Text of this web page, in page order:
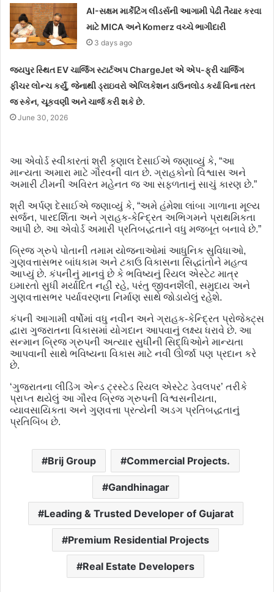
AI-સક્ષમ માર્કેટિંગ લીડર્સની આગામી પેઢી તૈયાર કરવા
માટે MICA અને Komerz વચ્ચે ભાગીદારી
3 days ago
જયપુર સ્થિત EV ચાર્જિંગ સ્ટાર્ટઅપ ChargeJet એ એપ-ફ્રી ચાર્જિંગ
ફીચર લોન્ચ કર્યું, જેનાથી ડ્રાઇવરો એપ્લિકેશન ડાઉનલોડ કર્યા વિના તરત
જ સ્કેન, ચૂકવણી અને ચાર્જ કરી શકે છે.
June 30, 2026
આ એવોર્ડ સ્વીકારતાં શ્રી કૃણાલ દેસાઈએ જણાવ્યું કે, “આ
માન્યતા અમારા માટે ગૌરવની વાત છે. ગ્રાહકોનો વિશ્વાસ અને
અમારી ટીમની અવિરત મહેનત જ આ સફળતાનું સાચું કારણ છે.”
શ્રી અર્પણ દેસાઈએ જણાવ્યું કે, “અમે હંમેશા લાંબા ગાળાના મૂલ્ય
સર્જન, પારદર્શિતા અને ગ્રાહક-કેન્દ્રિત અભિગમને પ્રાથમિકતા
આપી છે. આ એવોર્ડ અમારી પ્રતિબદ્ધતાને વધુ મજબૂત બનાવે છે.”
બ્રિજ ગ્રુપે પોતાની તમામ યોજનાઓમાં આધુનિક સુવિધાઓ,
ગુણવત્તાસભર બાંધકામ અને ટકાઉ વિકાસના સિદ્ધાંતોને મહત્વ
આપ્યું છે. કંપનીનું માનવું છે કે ભવિષ્યનું રિયલ એસ્ટેટ માત્ર
ઇમારતો સુધી મર્યાદિત નહીં રહે, પરંતુ જીવનશૈલી, સમુદાય અને
ગુણવત્તાસભર પર્યાવરણના નિર્માણ સાથે જોડાયેલું રહેશે.
કંપની આગામી વર્ષોમાં વધુ નવીન અને ગ્રાહક-કેન્દ્રિત પ્રોજેક્ટ્સ
દ્વારા ગુજરાતના વિકાસમાં યોગદાન આપવાનું લક્ષ્ય ધરાવે છે. આ
સન્માન બ્રિજ ગ્રુપની અત્યાર સુધીની સિદ્ધિઓને માન્યતા
આપવાની સાથે ભવિષ્યના વિકાસ માટે નવી ઊર્જા પણ પ્રદાન કરે
છે.
‘ગુજરાતના લીડિંગ એન્ડ ટ્રસ્ટેડ રિયલ એસ્ટેટ ડેવલપર’ તરીકે
પ્રાપ્ત થયેલું આ ગૌરવ બ્રિજ ગ્રુપની વિશ્વસનીયતા,
વ્યાવસાયિકતા અને ગુણવત્તા પ્રત્યેની અડગ પ્રતિબદ્ધતાનું
પ્રતિબિંબ છે.
Brij Group Commercial Projects.
Gandhinagar
Leading & Trusted Developer of Gujarat
Premium Residential Projects
Real Estate Developers